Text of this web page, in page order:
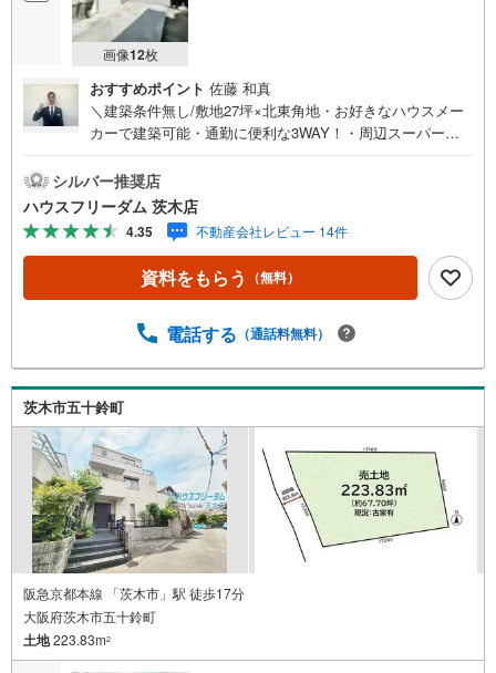
画像12枚
おすすめポイント 佐藤 和真
＼建築条件無し/敷地27坪×北東角地・お好きなハウスメー
カーで建築可能・通勤に便利な3WAY！・周辺スーパー多
す【お買い物施設】・ファミリーマート茨木舟木町店:徒歩
4分・スーパーマルヤス茨木店:徒歩6分・Foods Market sat
ake大池店:徒歩6分・スギ薬局茨木水尾店:徒歩7分・阪急オ
アシス茨木大手町店:徒歩8分【教育施設】・花たちばな認
定こども園:徒歩6分・茨木市立大池小学校:徒歩9分・茨木
市立養精中学校:徒歩13分【その他施設】・サンタマリア病
見学のご予約、物件詳細はお気軽にお問合せくださいハウ
授乳室（エアコン・空気清浄機設置）がございます（19時
以降も問合せ対応）≫*≪*≫*≪*≫*≪*≫*≪*≫*≪*≫*≪*≫
*≪
シルバー推奨店
ハウスフリーダム 茨木店
4.35 不動産会社レビュー 14件
資料をもらう （無料）
電話する （通話料無料）
茨木市五十鈴町
阪急京都本線 「茨木市」駅 徒歩17分
大阪府茨木市五十鈴町
土地223.83m2